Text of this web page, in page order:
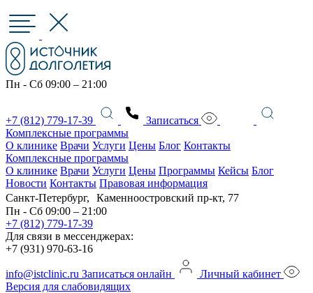
Пн - Сб 09:00 – 21:00
+7 (812) 779-17-39
Записаться
Комплексные программы
О клинике Врачи Услуги Цены Блог Контакты
Комплексные программы
О клинике Врачи Услуги Цены Программы Кейсы Блог
Новости Контакты Правовая информация
Санкт-Петербург, Каменноостровский пр-кт, 77
Пн - Сб 09:00 – 21:00
+7 (812) 779-17-39
Для связи в мессенджерах:
+7 (931) 970-63-16
info@istclinic.ru Записаться онлайн
Личный кабинет
Версия для слабовидящих